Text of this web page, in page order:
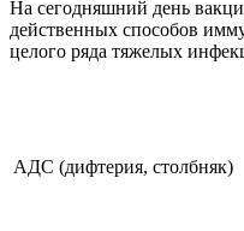
На сегодняшний день
действенных способов
целого ряда тяжелых
АДС (дифтерия, столбняк)